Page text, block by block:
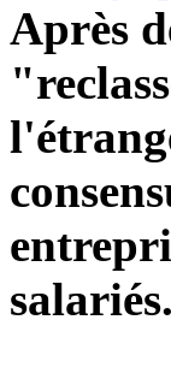
Après
salariés.